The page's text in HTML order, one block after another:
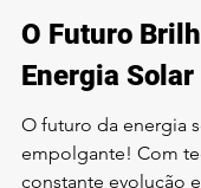
O Futuro
Energia Solar
O futuro da energia
empolgante! Com
constante evolução